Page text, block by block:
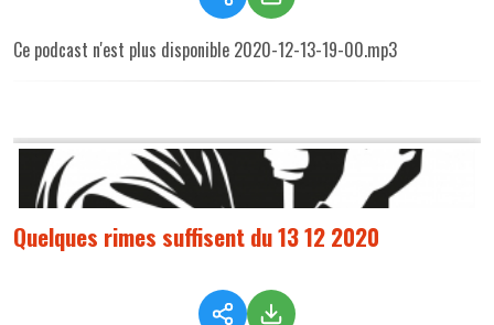
Ce podcast n'est plus disponible 2020-12-13-19-00.mp3
Quelques rimes suffisent du 13 12 2020